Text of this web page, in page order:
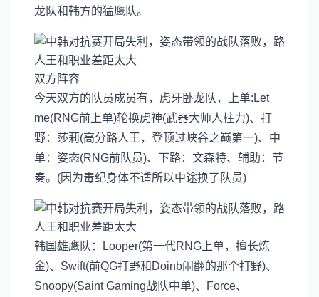
龙队和韩方的猛鹰队。
双方阵容
今天双方的队员成员有，虎牙卧龙队，上单:Let
me(RNG前上单)轮换虎神(武器大师人柱力)、打
野：莎莉(高分路人王，登顶过峡谷之巅第一)、中
单：姿态(RNG前队员)、下路：文森特、辅助：节
奏。(因为毒纪身体不适所以中途换了队员)
韩国雄鹰队：Looper(第一代RNG上单，擅长炼
金)、Swift(前QG打野和Doinb闹翻的那个打野)、
Snoopy(Saint Gaming战队中单)、Force、